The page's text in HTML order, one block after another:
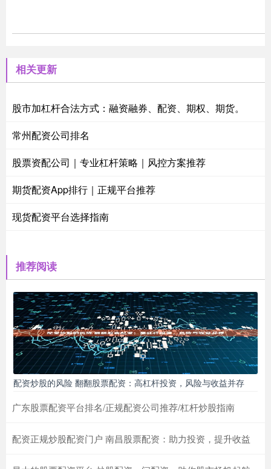
相关更新
股市加杠杆合法方式：融资融券、配资、期权、期货。
常州配资公司排名
股票资配公司｜专业杠杆策略｜风控方案推荐
期货配资App排行｜正规平台推荐
现货配资平台选择指南
推荐阅读
配资炒股的风险 翻翻股票配资：高杠杆投资，风险与收益并存
广东股票配资平台排名/正规配资公司推荐/杠杆炒股指南
配资正规炒股配资门户 南昌股票配资：助力投资，提升收益